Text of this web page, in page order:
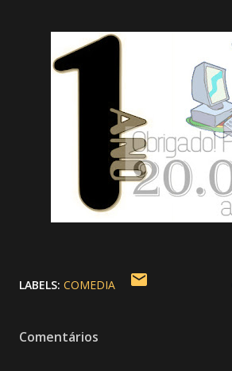
LABELS: COMEDIA
Comentários